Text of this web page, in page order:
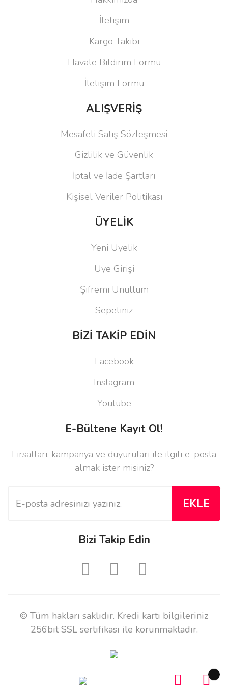
İletişim
Kargo Takibi
Havale Bildirim Formu
İletişim Formu
ALIŞVERİŞ
Mesafeli Satış Sözleşmesi
Gizlilik ve Güvenlik
İptal ve İade Şartları
Kişisel Veriler Politikası
ÜYELİK
Yeni Üyelik
Üye Girişi
Şifremi Unuttum
Sepetiniz
BİZİ TAKİP EDİN
Facebook
Instagram
Youtube
E-Bültene Kayıt Ol!
Fırsatları, kampanya ve duyuruları ile ilgili e-posta
almak ister misiniz?
EKLE
Bizi Takip Edin
© Tüm hakları saklıdır. Kredi kartı bilgileriniz
256bit SSL sertifikası ile korunmaktadır.